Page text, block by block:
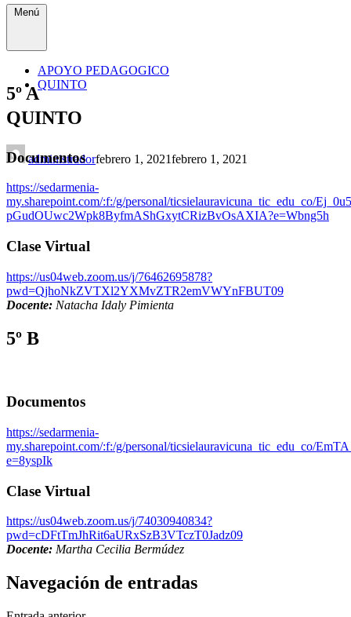
Menú
APOYO PEDAGOGICO
QUINTO
QUINTO
administradorfebrero 1, 2021febrero 1, 2021
5º A
Documentos
https://sedarmenia-
my.sharepoint.com/:f:/g/personal/ticsielauravicuna_tic_edu_co/
pGudOUwc2Wpk8ByfmAShGxytCRizBvOsAXIA?e=Wbng5h
Clase Virtual
https://us04web.zoom.us/j/76462695878?
pwd=QjhoNkZVTXl2YXMvZTR2emVWYnFBUT09
Docente: Natacha Idaly Pimienta
5º B
Documentos
https://sedarmenia-
my.sharepoint.com/:f:/g/personal/ticsielauravicuna_tic_edu_co/
e=8yspIk
Clase Virtual
https://us04web.zoom.us/j/74030940834?
pwd=cDFtTmJhRit6aURxSzB3VTczT0Jadz09
Docente: Martha Cecilia Bermúdez
Navegación de entradas